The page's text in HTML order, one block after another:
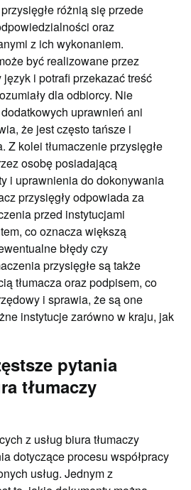
różnią się przede
oraz
z ich wykonaniem.
być realizowane przez
i potrafi przekazać treść
dla odbiorcy. Nie
uprawnień ani
że jest często tańsze i
Z kolei tłumaczenie przysięgłe
osobę posiadającą
i uprawnienia do dokonywania
przysięgły odpowiada za
przed instytucjami
co oznacza większą
błędy czy
przysięgłe są także
tłumacza oraz podpisem, co
i sprawia, że są one
instytucje zarówno w kraju, jak
pytania
tłumaczy
z usług biura tłumaczy
dotyczące procesu współpracy
usług. Jednym z